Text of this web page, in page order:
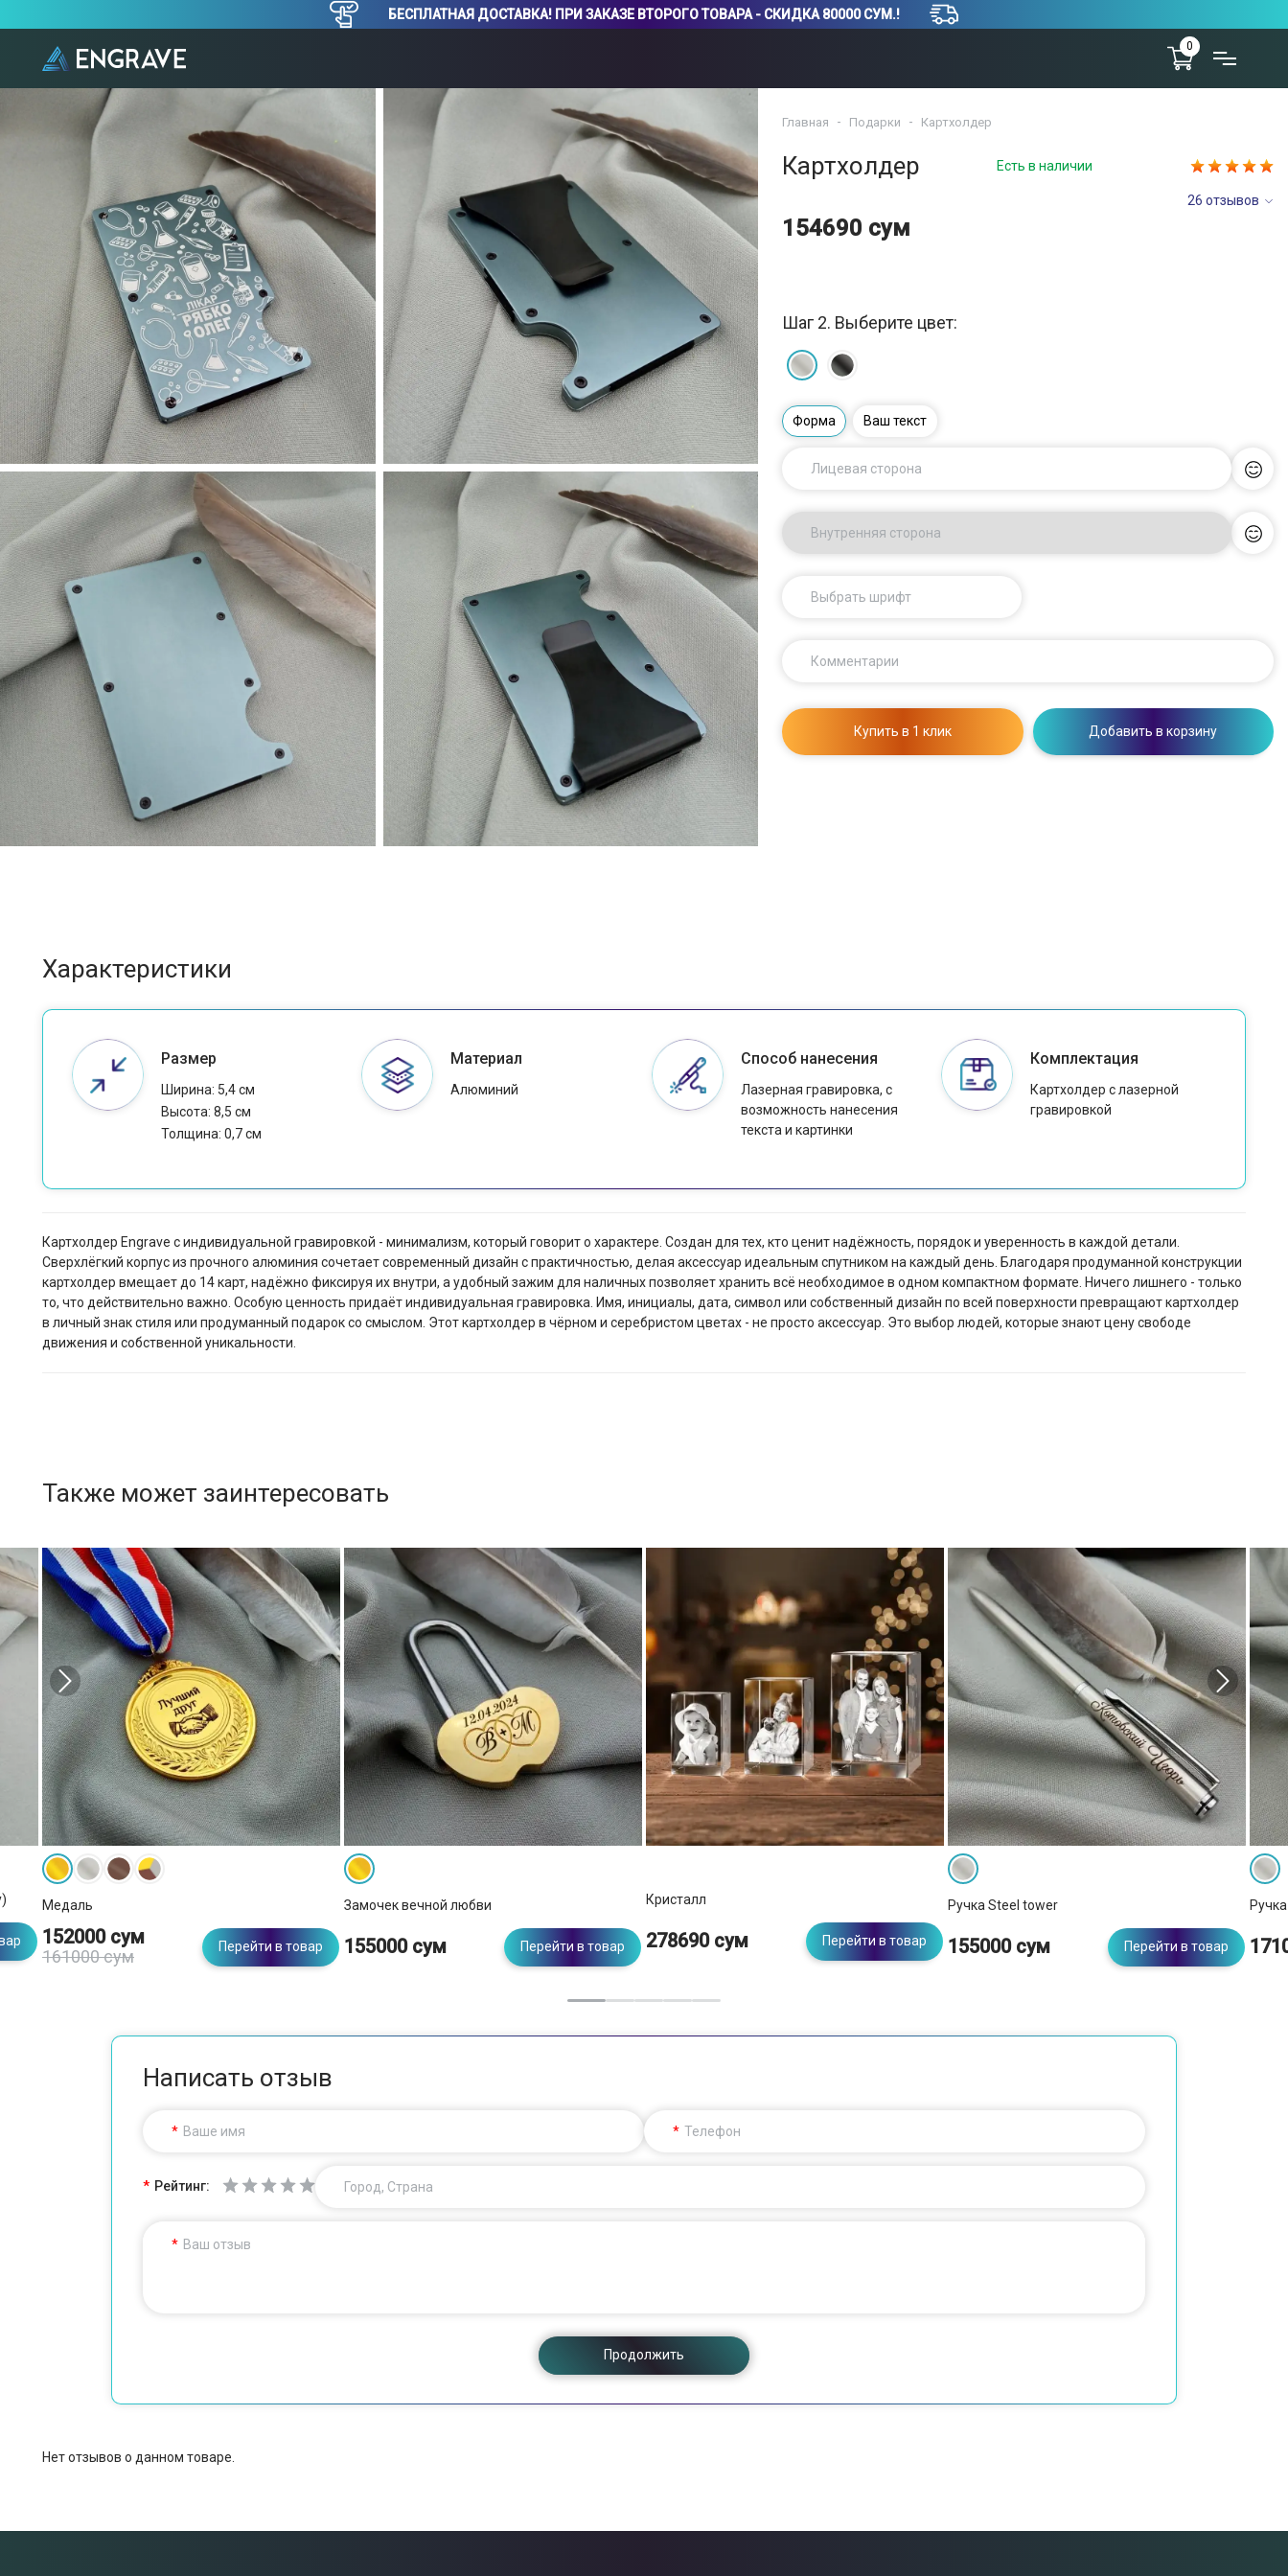
БЕСПЛАТНАЯ ДОСТАВКА! ПРИ ЗАКАЗЕ ВТОРОГО ТОВАРА - СКИДКА 80000 СУМ.!
0
Главная Подарки Картхолдер
Картхолдер Есть в наличии
26 отзывов
154690 сум
Шаг 2. Выберите цвет:
Форма Ваш текст
Лицевая сторона
Внутренняя сторона
Выбрать шрифт
Комментарии
Купить в 1 клик Добавить в корзину
Характеристики
Размер
Ширина: 5,4 см
Высота: 8,5 см
Толщина: 0,7 см
Материал
Алюминий
Способ нанесения
Лазерная гравировка, с
возможность нанесения
текста и картинки
Комплектация
Картхолдер с лазерной
гравировкой
Картхолдер Engrave с индивидуальной гравировкой - минимализм, который говорит о характере. Создан для тех, кто ценит надёжность, порядок и уверенность в каждой детали.
Сверхлёгкий корпус из прочного алюминия сочетает современный дизайн с практичностью, делая аксессуар идеальным спутником на каждый день. Благодаря продуманной конструкции
картхолдер вмещает до 14 карт, надёжно фиксируя их внутри, а удобный зажим для наличных позволяет хранить всё необходимое в одном компактном формате. Ничего лишнего - только
то, что действительно важно. Особую ценность придаёт индивидуальная гравировка. Имя, инициалы, дата, символ или собственный дизайн по всей поверхности превращают картхолдер
в личный знак стиля или продуманный подарок со смыслом. Этот картхолдер в чёрном и серебристом цветах - не просто аксессуар. Это выбор людей, которые знают цену свободе
движения и собственной уникальности.
Также может заинтересовать
Медаль
152000 сум
161000 сум
Перейти в товар
Замочек вечной любви
155000 сум Перейти в товар
Кристалл
278690 сум Перейти в товар
Ручка Steel tower
155000 сум Перейти в товар
Написать отзыв
Ваше имя Телефон
Рейтинг: Город, Страна
Ваш отзыв
Продолжить
Нет отзывов о данном товаре.